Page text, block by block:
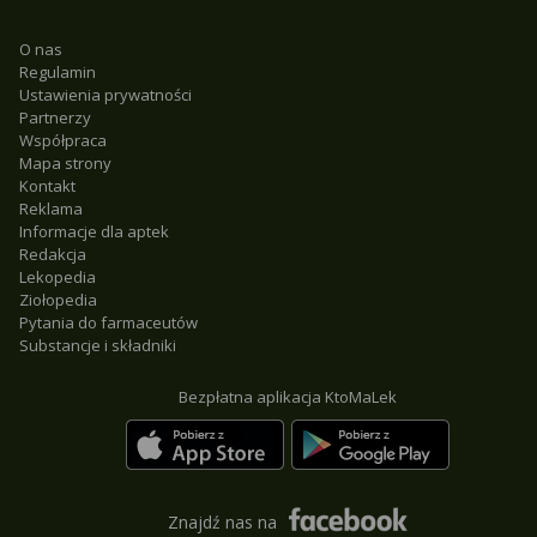
O nas
Regulamin
Ustawienia prywatności
Partnerzy
Współpraca
Mapa strony
Kontakt
Reklama
Informacje dla aptek
Redakcja
Lekopedia
Ziołopedia
Pytania do farmaceutów
Substancje i składniki
Bezpłatna aplikacja KtoMaLek
Znajdź nas na